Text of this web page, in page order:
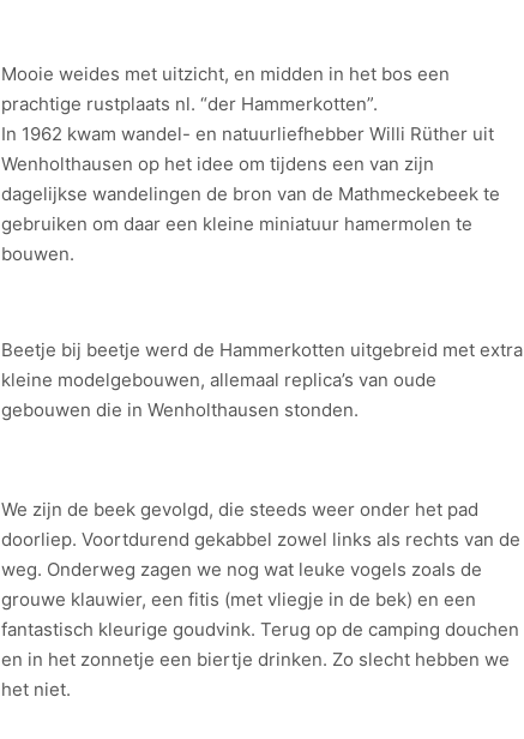
Mooie weides met uitzicht, en midden in het bos een
prachtige rustplaats nl. “der Hammerkotten”.
In 1962 kwam wandel- en natuurliefhebber Willi Rüther uit
Wenholthausen op het idee om tijdens een van zijn
dagelijkse wandelingen de bron van de Mathmeckebeek te
gebruiken om daar een kleine miniatuur hamermolen te
bouwen.
Beetje bij beetje werd de Hammerkotten uitgebreid met extra
kleine modelgebouwen, allemaal replica’s van oude
gebouwen die in Wenholthausen stonden.
We zijn de beek gevolgd, die steeds weer onder het pad
doorliep. Voortdurend gekabbel zowel links als rechts van de
weg. Onderweg zagen we nog wat leuke vogels zoals de
grouwe klauwier, een fitis (met vliegje in de bek) en een
fantastisch kleurige goudvink. Terug op de camping douchen
en in het zonnetje een biertje drinken. Zo slecht hebben we
het niet.